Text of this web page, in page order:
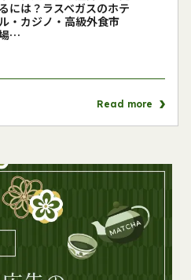
るには？ラスベガスのホテ
・カジノ・高級外食市
…
Read more